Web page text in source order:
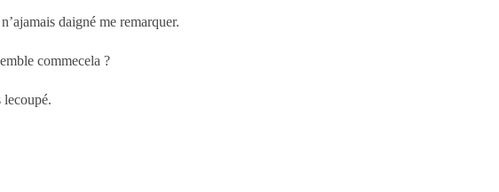
daigné me remarquer.
commecela ?